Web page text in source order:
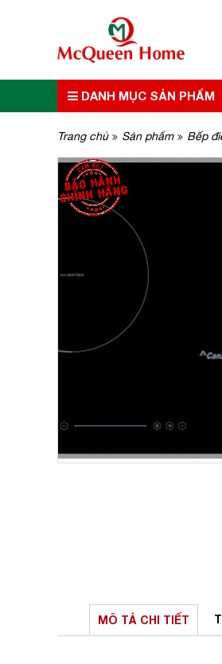
DANH MỤC SẢN PHẨM
Trang chủ Sản phẩm Bếp
MÔ TẢ CHI TIẾT